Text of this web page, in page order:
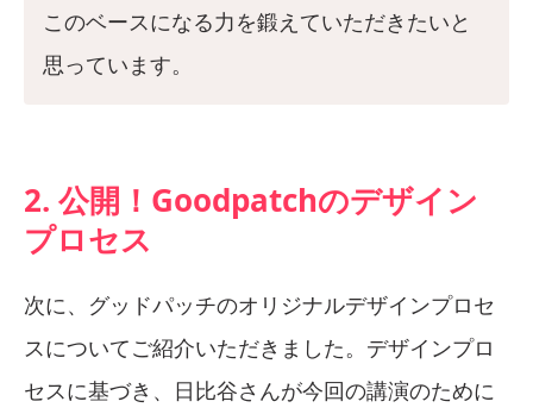
このベースになる力を鍛えていただきたいと
思っています。
2. 公開！Goodpatchのデザイン
プロセス
次に、グッドパッチのオリジナルデザインプロセ
スについてご紹介いただきました。デザインプロ
セスに基づき、日比谷さんが今回の講演のために